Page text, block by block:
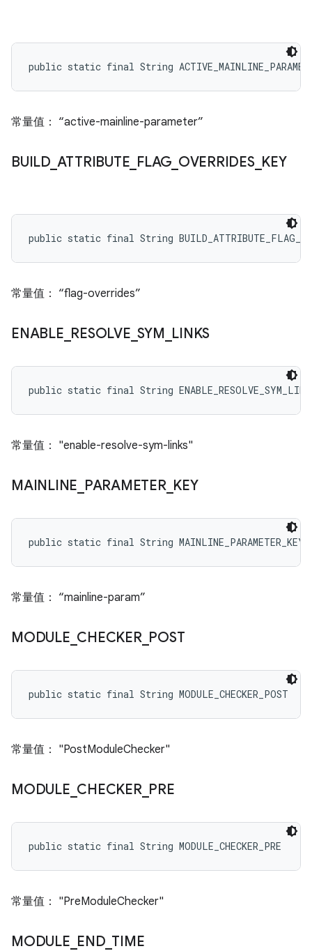
public static final String
常量值： “active-mainline-parameter”
BUILD_ ATTRIBUTE FLAG OVERRIDES_ KEY
public static final String
常量值： “flag-overrides”
ENABLE RESOLVE _SYM LINKS
public static final String
常量值： "enable-resolve-sym-links"
MAINLINE PARAMETER_ KEY
public static final String MAINLINE_PARAMETER_KEY
常量值： “mainline-param”
MODULE CHECKER_ POST
public static final String MODULE_CHECKER_POST
常量值： "PostModuleChecker"
MODULE CHECKER_ PRE
public static final String MODULE_CHECKER_PRE
常量值： "PreModuleChecker"
MODULE END_ TIME